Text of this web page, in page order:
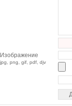
Изображение
jpg, png, gif, pdf, djv